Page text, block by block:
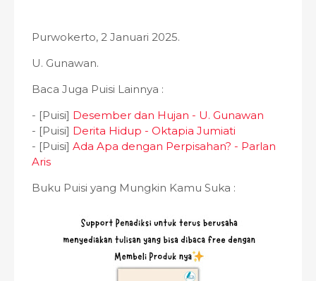
Purwokerto, 2 Januari 2025.
U. Gunawan.
Baca Juga Puisi Lainnya :
- [Puisi] Desember dan Hujan - U. Gunawan
- [Puisi] Derita Hidup - Oktapia Jumiati
- [Puisi] Ada Apa dengan Perpisahan? - Parlan
Aris
Buku Puisi yang Mungkin Kamu Suka :